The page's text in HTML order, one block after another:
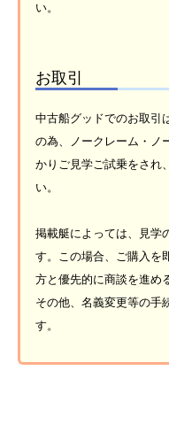
い。
お取引
中古船グッドでのお取引
の為、ノークレーム・ノ
かりご見学ご試乗をされ
い。
掲載艇によっては、見学
す。この場合、ご購入を
方と優先的に商談を進め
その他、名義変更等の手
す。